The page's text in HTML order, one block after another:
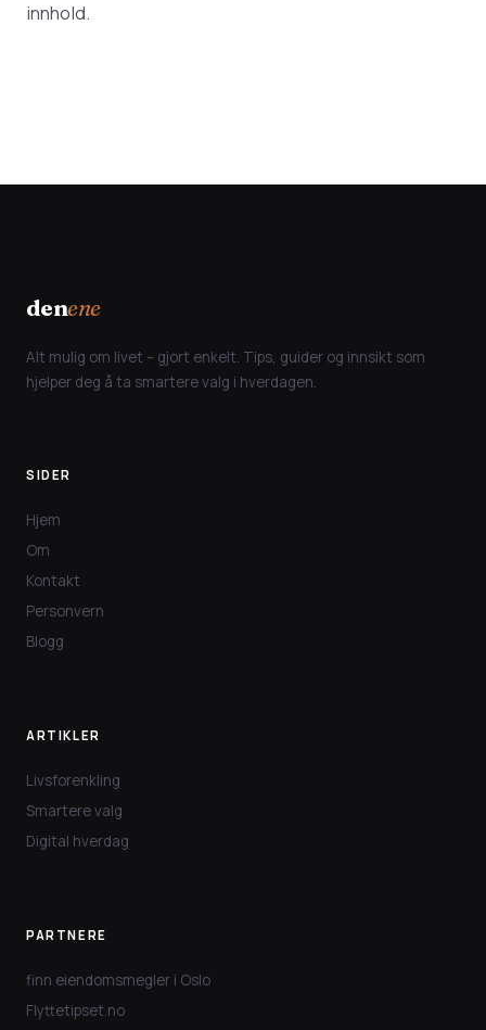
innhold.
denene
Alt mulig om livet – gjort enkelt. Tips, guider og innsikt som
hjelper deg å ta smartere valg i hverdagen.
SIDER
Hjem
Om
Kontakt
Personvern
Blogg
ARTIKLER
Livsforenkling
Smartere valg
Digital hverdag
PARTNERE
finn eiendomsmegler i Oslo
Flyttetipset.no